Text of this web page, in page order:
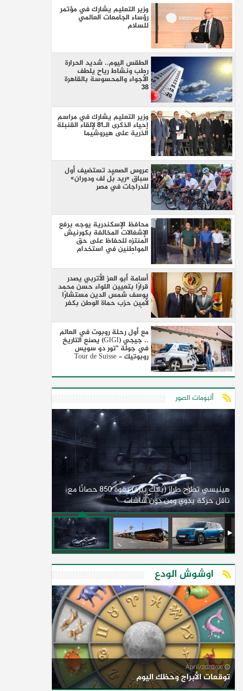
وزير التعليم يشارك في مؤتمر
رؤساء الجامعات العالمي
للسلام
الطقس اليوم.. شديد الحرارة
رطب ونشاط رياح يلطف
الأجواء والمحسوسة بالقاهرة
38
وزير التعليم يشارك في مراسم
إحياء الذكرى الـ81 لإلقاء القنبلة
الذرية على هيروشيما
عروس الصعيد تستضيف أول
سباق «ريد بُل لف ودوران»
للدراجات في مصر
محافظ الإسكندرية يوجه برفع
الإشغالات المخالفة بكورنيش
المنتزه للحفاظ على حق
المواطنين في استخدام
الممشى
أسامة أبو العز الأتربي يصدر
قرارًا بتعيين اللواء حسن محمد
يوسف شمس الدين مستشارًا
لأمين حزب حماة الوطن بكفر
الشيخ
مع أول رحلة روبوت في العالم
.. جيجي (GIGI) يصنع التاريخ
في جولة "تور دو سويس
روبوتيك - Tour de Suisse
ألبومات الصور
هينيسي تطرح طراز (بلاك بيرد) بقوة 850 حصانًا مع
ناقل حركة يدوي ومن دون شاشات
اوشوش الودع
06/April/2020
توقعات الأبراج وحظك اليوم